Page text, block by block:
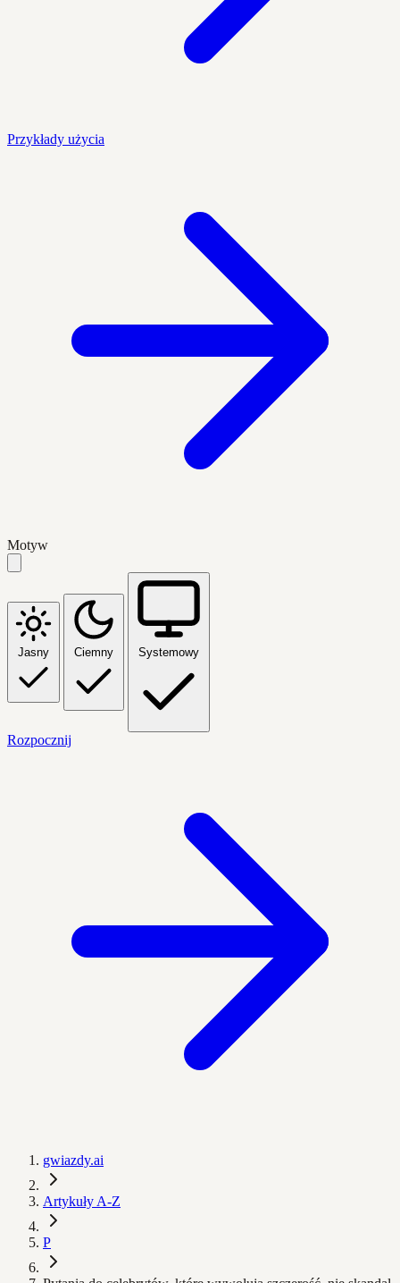
Przykłady użycia
Motyw
Jasny Ciemny Systemowy
Rozpocznij
gwiazdy.ai
Artykuły A-Z
P